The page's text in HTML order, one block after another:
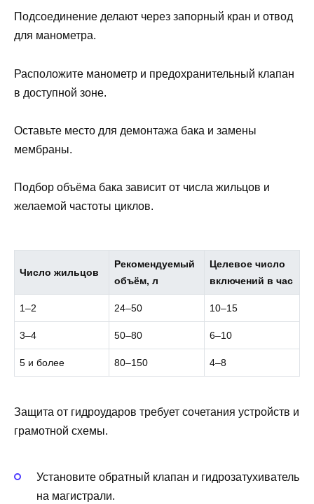
Подсоединение делают через запорный кран и отвод
для манометра.
Расположите манометр и предохранительный клапан
в доступной зоне.
Оставьте место для демонтажа бака и замены
мембраны.
Подбор объёма бака зависит от числа жильцов и
желаемой частоты циклов.
Число жильцов
Рекомендуемый
объём, л
Целевое число
включений в час
1–2 24–50 10–15
3–4 50–80 6–10
5 и более 80–150 4–8
Защита от гидроударов требует сочетания устройств и
грамотной схемы.
Установите обратный клапан и гидрозатухиватель
на магистрали.